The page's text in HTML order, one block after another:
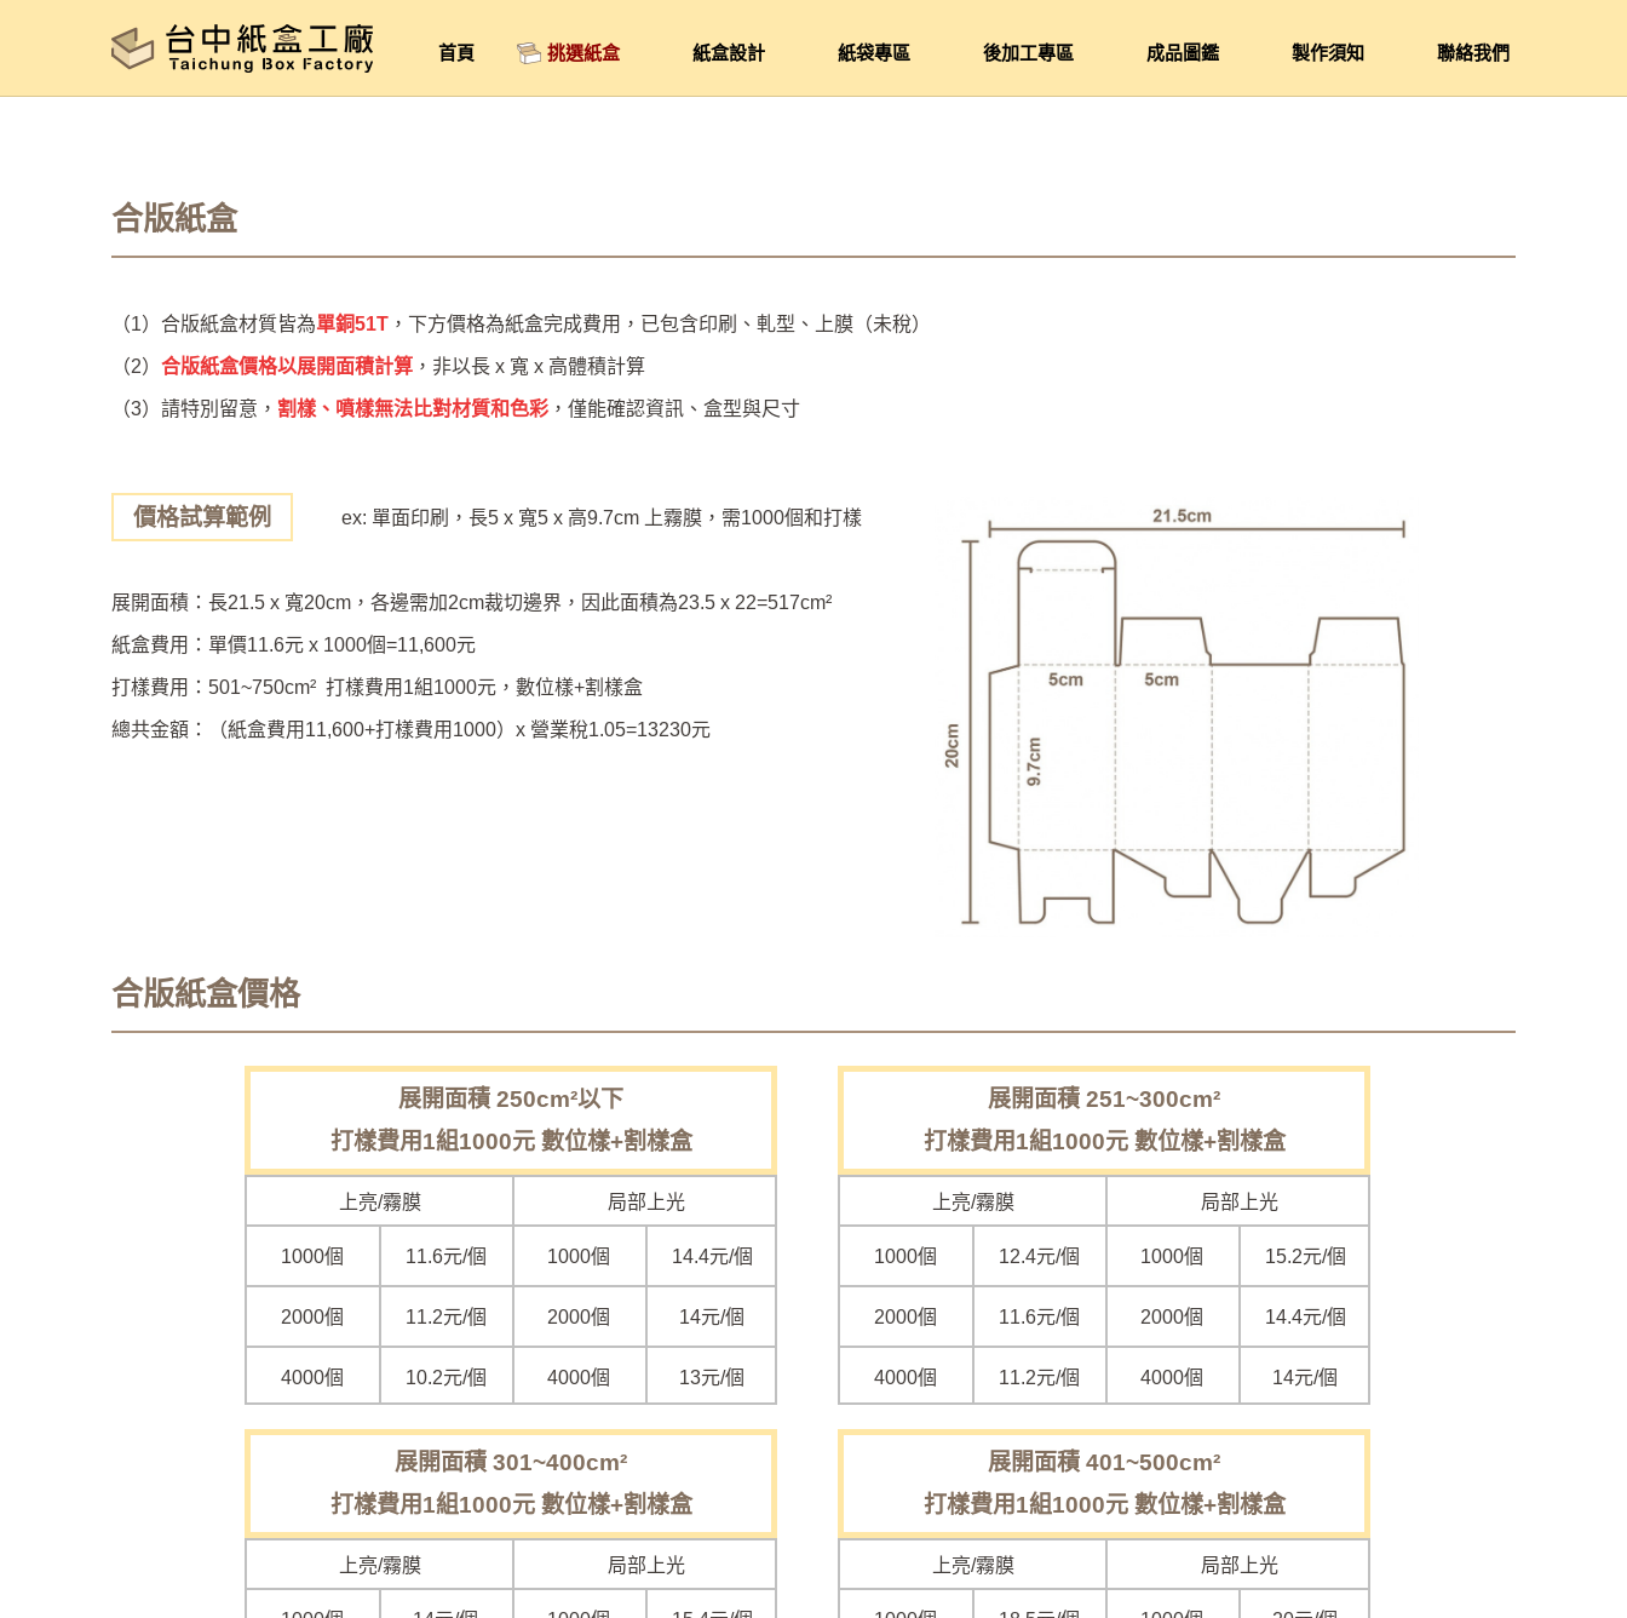
首頁 挑選紙盒 紙盒設計 紙袋專區 後加工專區 成品圖鑑 製作須知 聯絡我們
合版紙盒
（1）合版紙盒材質皆為單銅51T ，下方價格為紙盒完成費用，已包含印刷、軋型、上膜（未稅）
（2） 合版紙盒價格以展開面積計算 ，非以長 x 寬 x 高體積計算
（3）請特別留意， 割樣、噴樣無法比對材質和色彩 ，僅能確認資訊、 盒型與尺寸
展開面積：長21.5 x 寬20cm，各邊需加2cm裁切邊界，因此面積為23.5 x 22=517cm²
紙盒費用：單價11.6元 x 1000個=11,600元
打樣費用：501~750cm² 打樣費用1組1000元，數位樣+割樣盒
總共金額：（紙盒費用11,600+打樣費用1000）x 營業稅1.05=13230元
價格試算範例 ex: 單面印刷，長5 x 寬5 x 高9.7cm 上霧膜，需1000個和打樣
合版紙盒價格
上亮/霧膜 局部上光
展開面積 250cm²以下
打樣費用1組1000元 數位樣+割樣盒
1000個 11.6元/個 1000個 14.4元/個
2000個 11.2元/個 2000個 14元/個
4000個 10.2元/個 4000個 13元/個
上亮/霧膜 局部上光
展開面積 251~300cm²
打樣費用1組1000元 數位樣+割樣盒
1000個 12.4元/個 1000個 15.2元/個
2000個 11.6元/個 2000個 14.4元/個
4000個 11.2元/個 4000個 14元/個
上亮/霧膜 局部上光
展開面積 301~400cm²
打樣費用1組1000元 數位樣+割樣盒
上亮/霧膜 局部上光
展開面積 401~500cm²
打樣費用1組1000元 數位樣+割樣盒